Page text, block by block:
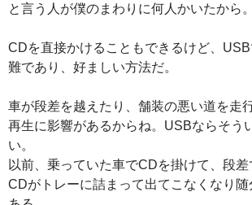
と言う人が僕のまわりに何人かいたから。
CDを直接かけることもできるけど、
難であり、好ましい方法だ。
車が段差を越えたり、舗装の悪い道を走
再生に影響があるからね。USBならそう
い。
以前、乗っていた車でCDを掛けて、段差
CDがトレーに詰まって出てこなくなり